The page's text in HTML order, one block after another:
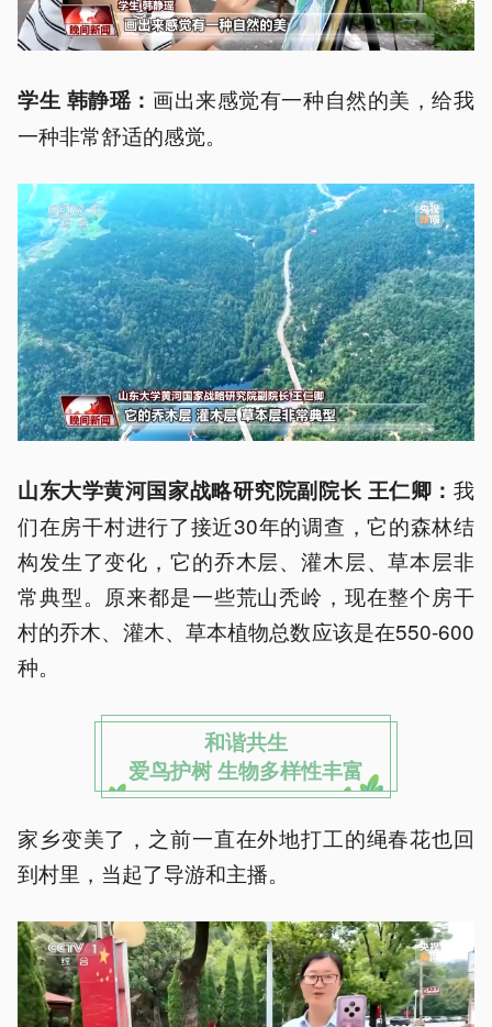
学生 韩静瑶： 画出来感觉有一种自然的美，给我
一种非常舒适的感觉。
山东大学黄河国家战略研究院副院长 王仁卿： 我
们在房干村进行了接近30年的调查，它的森林结
构发生了变化，它的乔木层、灌木层、草本层非
常典型。原来都是一些荒山秃岭，现在整个房干
村的乔木、灌木、草本植物总数应该是在550-600
种。
和谐共生
爱鸟护树 生物多样性丰富
家乡变美了，之前一直在外地打工的绳春花也回
到村里，当起了导游和主播。